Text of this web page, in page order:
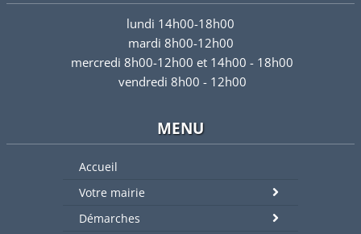
lundi 14h00-18h00
mardi 8h00-12h00
mercredi 8h00-12h00 et 14h00 - 18h00
vendredi 8h00 - 12h00
MENU
Accueil
Votre mairie
Démarches